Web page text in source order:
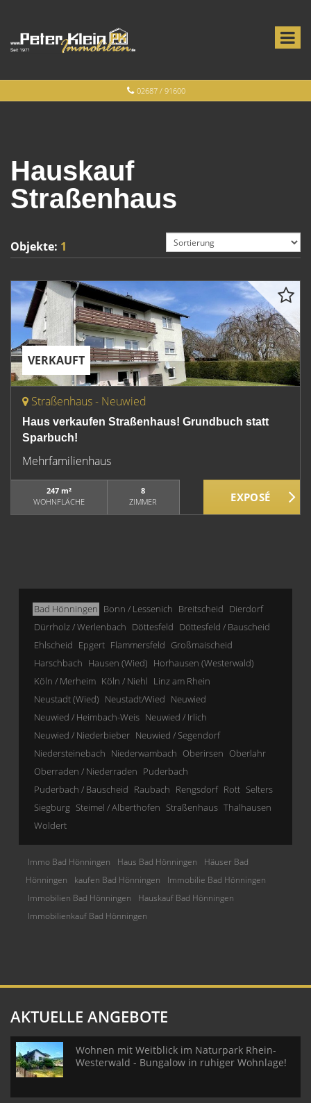
02687 / 91600
Hauskauf
Straßenhaus
Objekte: 1
VERKAUFT
Straßenhaus - Neuwied
Haus verkaufen Straßenhaus! Grundbuch statt
Sparbuch!
Mehrfamilienhaus
247 m²
WOHNFLÄCHE
8
ZIMMER
Bad Hönningen Bonn / Lessenich Breitscheid Dierdorf
Dürrholz / Werlenbach Döttesfeld Döttesfeld / Bauscheid
Ehlscheid Epgert Flammersfeld Großmaischeid
Harschbach Hausen (Wied) Horhausen (Westerwald)
Köln / Merheim Köln / Niehl Linz am Rhein
Neustadt (Wied) Neustadt/Wied Neuwied
Neuwied / Heimbach-Weis Neuwied / Irlich
Neuwied / Niederbieber Neuwied / Segendorf
Niedersteinebach Niederwambach Oberirsen Oberlahr
Oberraden / Niederraden Puderbach
Puderbach / Bauscheid Raubach Rengsdorf Rott Selters
Siegburg Steimel / Alberthofen Straßenhaus Thalhausen
Woldert
Immo Bad Hönningen Haus Bad Hönningen
Häuser Bad
Hönningen
kaufen Bad Hönningen
Immobilie Bad Hönningen
Immobilien Bad Hönningen
Hauskauf Bad Hönningen
Immobilienkauf Bad Hönningen
AKTUELLE ANGEBOTE
Wohnen mit Weitblick im Naturpark Rhein-
Westerwald - Bungalow in ruhiger Wohnlage!